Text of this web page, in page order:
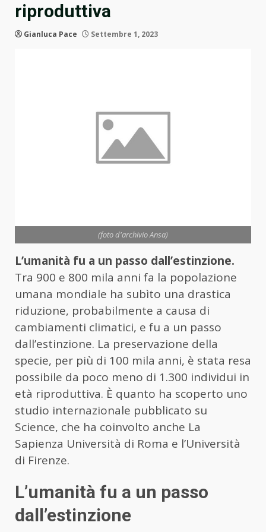
riproduttiva
Gianluca Pace Settembre 1, 2023
(foto d'archivio Ansa)
L’umanità fu a un passo dall’estinzione.
Tra 900 e 800 mila anni fa la popolazione
umana mondiale ha subìto una drastica
riduzione, probabilmente a causa di
cambiamenti climatici, e fu a un passo
dall’estinzione. La preservazione della
specie, per più di 100 mila anni, è stata resa
possibile da poco meno di 1.300 individui in
età riproduttiva. È quanto ha scoperto uno
studio internazionale pubblicato su
Science, che ha coinvolto anche La
Sapienza Università di Roma e l’Università
di Firenze.
L’umanità fu a un passo
dall’estinzione